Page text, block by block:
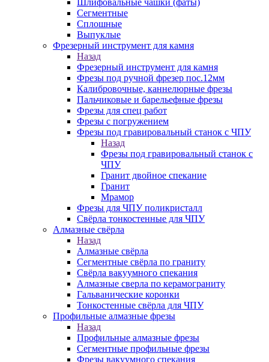
Шлифовальные чашки (фаты)
Сегментные
Сплошные
Выпуклые
Фрезерный инструмент для камня
Назад
Фрезерный инструмент для камня
Фрезы под ручной фрезер пос.12мм
Калибровочные, каннелюрные фрезы
Пальчиковые и барельефные фрезы
Фрезы для спец работ
Фрезы с погружением
Фрезы под гравировальный станок с ЧПУ
Назад
Фрезы под гравировальный станок с
ЧПУ
Гранит двойное спекание
Гранит
Мрамор
Фрезы для ЧПУ поликристалл
Свёрла тонкостенные для ЧПУ
Алмазные свёрла
Назад
Алмазные свёрла
Сегментные свёрла по граниту
Свёрла вакуумного спекания
Алмазные сверла по керамограниту
Гальванические коронки
Тонкостенные свёрла для ЧПУ
Профильные алмазные фрезы
Назад
Профильные алмазные фрезы
Сегментные профильные фрезы
Фрезы вакуумного спекания